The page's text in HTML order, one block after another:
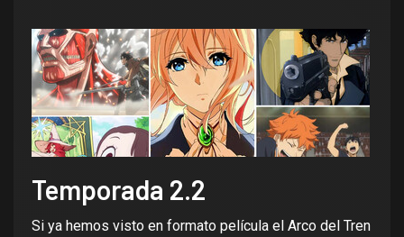
Temporada 2.2
Si ya hemos visto en formato película el Arco del Tren